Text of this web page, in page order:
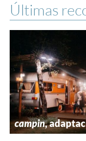
Últimas
campin,